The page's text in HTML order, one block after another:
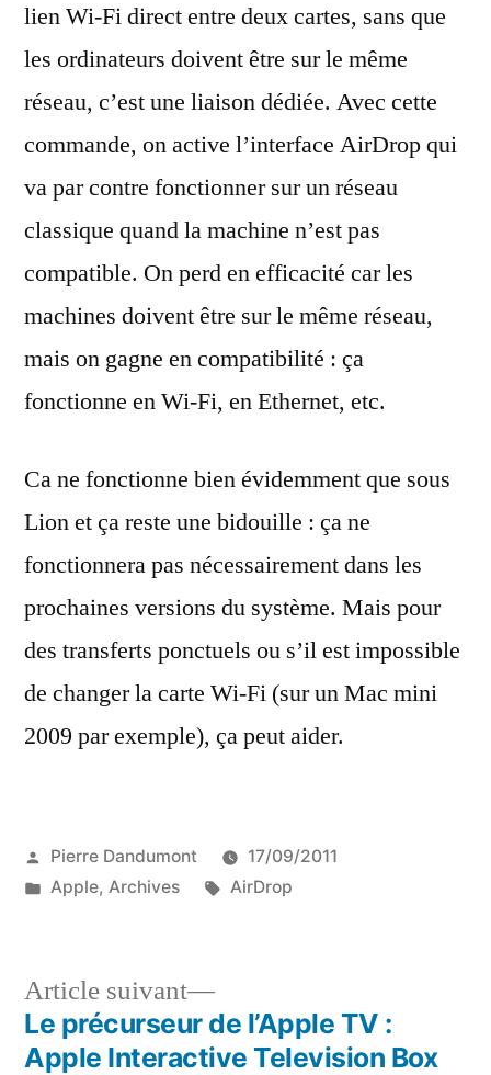
lien Wi-Fi direct entre deux cartes, sans que
les ordinateurs doivent être sur le même
réseau, c’est une liaison dédiée. Avec cette
commande, on active l’interface AirDrop qui
va par contre fonctionner sur un réseau
classique quand la machine n’est pas
compatible. On perd en efficacité car les
machines doivent être sur le même réseau,
mais on gagne en compatibilité : ça
fonctionne en Wi-Fi, en Ethernet, etc.
Ca ne fonctionne bien évidemment que sous
Lion et ça reste une bidouille : ça ne
fonctionnera pas nécessairement dans les
prochaines versions du système. Mais pour
des transferts ponctuels ou s’il est impossible
de changer la carte Wi-Fi (sur un Mac mini
2009 par exemple), ça peut aider.
Publié
par
Pierre Dandumont
17/09/2011
Publié
Apple, Archives Étiquettes :
AirDrop
Navigation
Article suivant
Article
suivant :
Le précurseur de l’Apple TV :
Apple Interactive Television Box